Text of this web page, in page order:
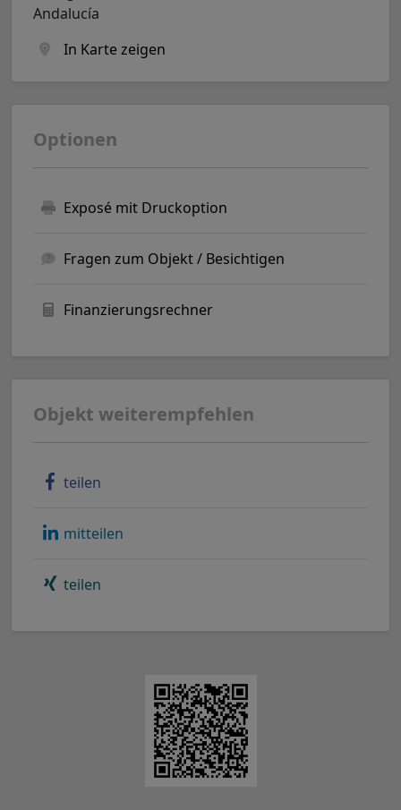
Andalucía
In Karte zeigen
Optionen
Exposé mit Druckoption
Fragen zum Objekt / Besichtigen
Finanzierungsrechner
Objekt weiterempfehlen
teilen
mitteilen
teilen